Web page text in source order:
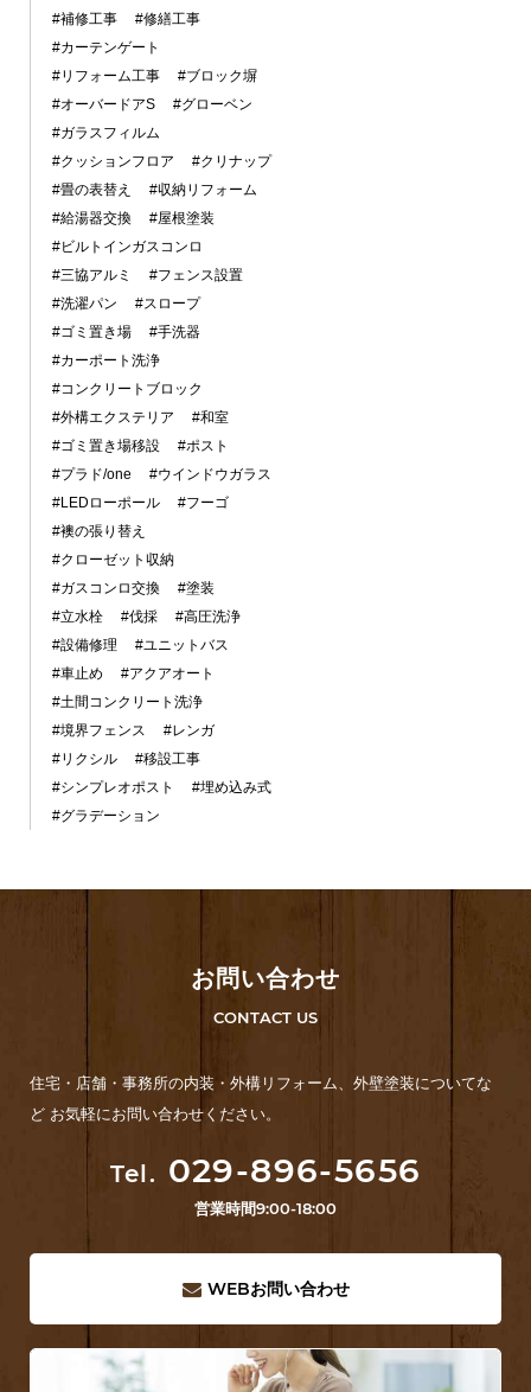
#補修工事
#修繕工事
#カーテンゲート
#リフォーム工事
#ブロック塀
#オーバードアS
#グローベン
#ガラスフィルム
#クッションフロア
#クリナップ
#畳の表替え
#収納リフォーム
#給湯器交換
#屋根塗装
#ビルトインガスコンロ
#三協アルミ
#フェンス設置
#洗濯パン
#スロープ
#ゴミ置き場
#手洗器
#カーポート洗浄
#コンクリートブロック
#外構エクステリア
#和室
#ゴミ置き場移設
#ポスト
#プラド/one
#ウインドウガラス
#LEDローポール
#フーゴ
#襖の張り替え
#クローゼット収納
#ガスコンロ交換
#塗装
#立水栓
#伐採
#高圧洗浄
#設備修理
#ユニットバス
#車止め
#アクアオート
#土間コンクリート洗浄
#境界フェンス
#レンガ
#リクシル
#移設工事
#シンプレオポスト
#埋め込み式
#グラデーション
お問い合わせ
CONTACT US
住宅・店舗・事務所の内装・外構リフォーム、外壁塗装についてな
ど お気軽にお問い合わせください。
Tel. 029-896-5656
営業時間9:00-18:00
WEBお問い合わせ